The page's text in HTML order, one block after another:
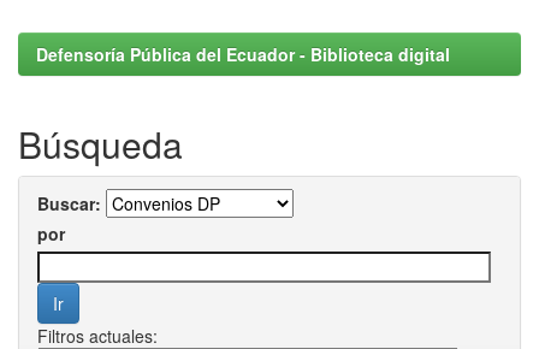
Defensoría Pública del Ecuador - Biblioteca digital
Búsqueda
Buscar:
por
Filtros actuales: